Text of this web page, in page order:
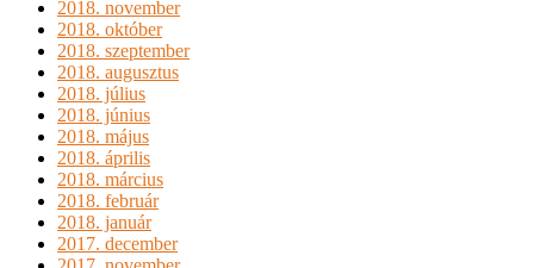
2018. november
2018. október
2018. szeptember
2018. augusztus
2018. július
2018. június
2018. május
2018. április
2018. március
2018. február
2018. január
2017. december